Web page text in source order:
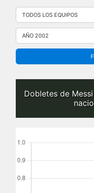
Saltar
contenido
Dobletes de